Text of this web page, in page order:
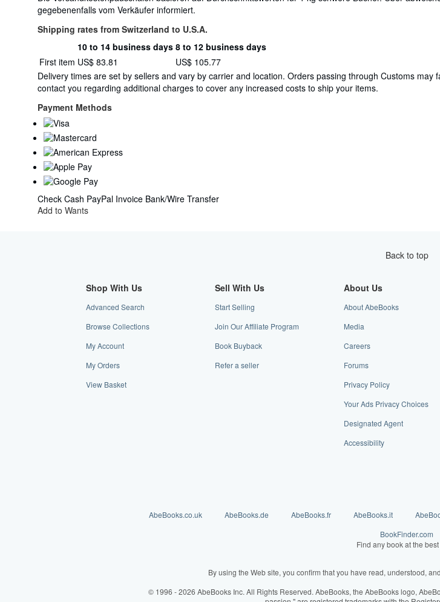
gegebenenfalls vom Verkäufer informiert.
Shipping rates from Switzerland to U.S.A.
Shipping
rates
from
Switzerland
to
U.S.A.
Order
quantity
10 to 14 business days 8 to 12 business days
First item US$ 83.81
US$ 105.77
Delivery times are set by sellers and vary by carrier and location. Orders passing through Customs
contact you regarding additional charges to cover any increased costs to ship your items.
Payment Methods
Check Cash PayPal Invoice Bank/Wire Transfer
Add to Wants
Back to top
Shop With Us
Advanced Search
Browse Collections
My Account
My Orders
View Basket
Sell With Us
Start Selling
Join Our Affiliate Program
Book Buyback
Refer a seller
About Us
About AbeBooks
Media
Careers
Forums
Privacy Policy
Your Ads Privacy Choices
Designated Agent
Accessibility
AbeBooks.co.uk AbeBooks.de AbeBooks.fr AbeBooks.it
BookFinder.com
Find any book at the
By using the Web site, you confirm that you have read, understood,
© 1996 - 2026 AbeBooks Inc. All Rights Reserved. AbeBooks, the AbeBooks logo,